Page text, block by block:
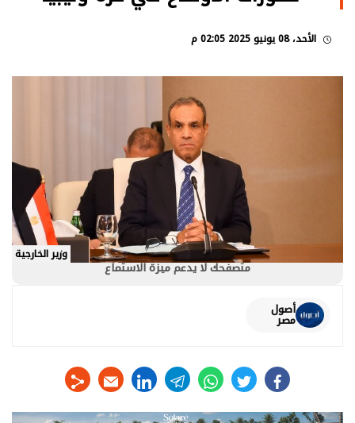
الأحد، 08 يونيو 2025 02:05 م
وزير الخارجية
متصفحك لا يدعم ميزة الاستماع
أصول
مصر
facebook
twitter
whats
telegram
linkedin